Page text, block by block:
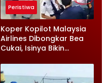
Peristiwa
Koper Kopilot Malaysia
Airlines Dibongkar Bea
Cukai, Isinya Bikin